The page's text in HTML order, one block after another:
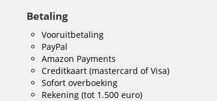
Betaling
Vooruitbetaling
PayPal
Amazon Payments
Creditkaart (mastercard of Visa)
Sofort overboeking
Rekening (tot 1.500 euro)